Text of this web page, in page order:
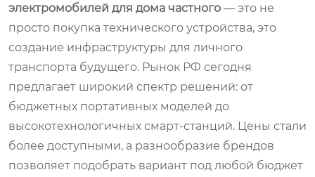
электромобилей для дома частного — это не
просто покупка технического устройства, это
создание инфраструктуры для личного
транспорта будущего. Рынок РФ сегодня
предлагает широкий спектр решений: от
бюджетных портативных моделей до
высокотехнологичных смарт-станций. Цены стали
более доступными, а разнообразие брендов
позволяет подобрать вариант под любой бюджет